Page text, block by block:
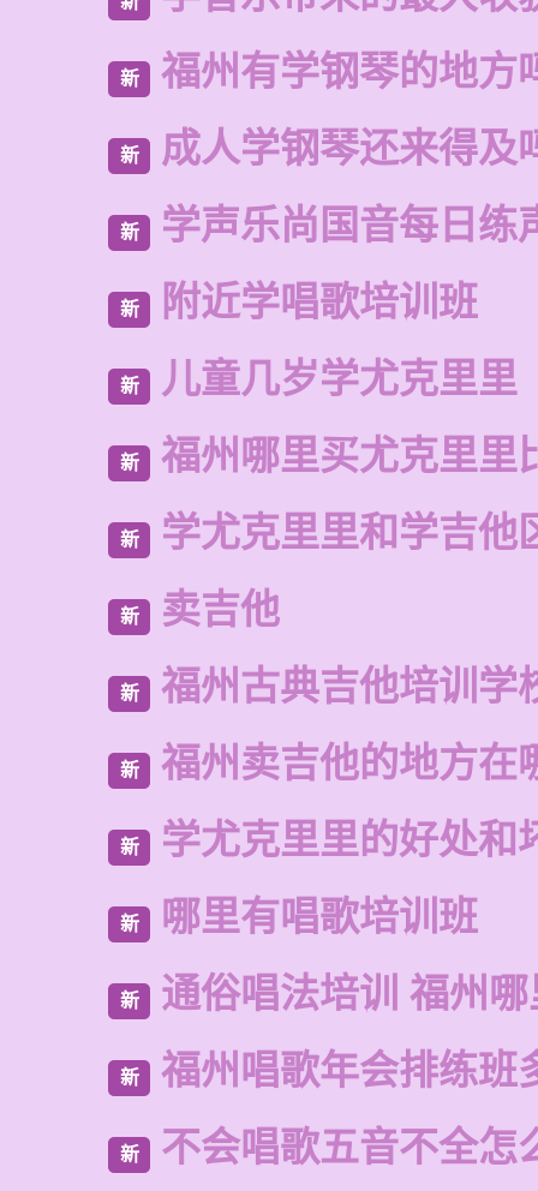
新 福州有学钢琴的地方
新 成人学钢琴还来得及
新 学声乐尚国音每日练
新 附近学唱歌培训班
新 儿童几岁学尤克里里
新 福州哪里买尤克里里
新 学尤克里里和学吉他
新 卖吉他
新 福州古典吉他培训学
新 福州卖吉他的地方在
新 学尤克里里的好处和
新 哪里有唱歌培训班
新 通俗唱法培训 福州
新 福州唱歌年会排练班
新 不会唱歌五音不全怎